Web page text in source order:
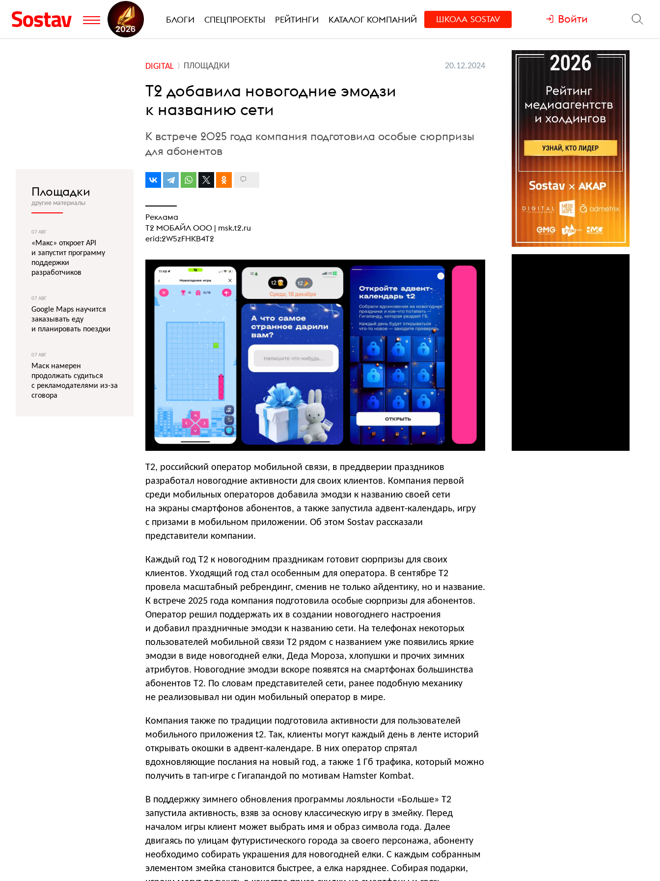
БЛОГИ СПЕЦПРОЕКТЫ РЕЙТИНГИ КАТАЛОГ КОМПАНИЙ ШКОЛА SOSTAV Войти
DIGITAL ПЛОЩАДКИ 20.12.2024
Т2 добавила новогодние эмодзи
к названию сети
К встрече 2025 года компания подготовила особые сюрпризы
для абонентов
Реклама
Т2 МОБАЙЛ ООО | msk.t2.ru
erid:2W5zFHKB4T2
T2, российский оператор мобильной связи, в преддверии праздников
разработал новогодние активности для своих клиентов. Компания первой
среди мобильных операторов добавила эмодзи к названию своей сети
на экраны смартфонов абонентов, а также запустила адвент-календарь, игру
с призами в мобильном приложении. Об этом Sostav рассказали
представители компании.
Каждый год Т2 к новогодним праздникам готовит сюрпризы для своих
клиентов. Уходящий год стал особенным для оператора. В сентябре Т2
провела масштабный ребрендинг, сменив не только айдентику, но и название.
К встрече 2025 года компания подготовила особые сюрпризы для абонентов.
Оператор решил поддержать их в создании новогоднего настроения
и добавил праздничные эмодзи к названию сети. На телефонах некоторых
пользователей мобильной связи Т2 рядом с названием уже появились яркие
эмодзи в виде новогодней елки, Деда Мороза, хлопушки и прочих зимних
атрибутов. Новогодние эмодзи вскоре появятся на смартфонах большинства
абонентов Т2. По словам представителей сети, ранее подобную механику
не реализовывал ни один мобильный оператор в мире.
Компания также по традиции подготовила активности для пользователей
мобильного приложения t2. Так, клиенты могут каждый день в ленте историй
открывать окошки в адвент-календаре. В них оператор спрятал
вдохновляющие послания на новый год, а также 1 Гб трафика, который можно
получить в тап-игре с Гигапандой по мотивам Hamster Kombat.
В поддержку зимнего обновления программы лояльности «Больше» Т2
запустила активность, взяв за основу классическую игру в змейку. Перед
началом игры клиент может выбрать имя и образ символа года. Далее
двигаясь по улицам футуристического города за своего персонажа, абоненту
необходимо собирать украшения для новогодней елки. С каждым собранным
элементом змейка становится быстрее, а елка наряднее. Собирая подарки,
Площадки
другие материалы
07 АВГ
«Макс» откроет API
и запустит программу
поддержки
разработчиков
07 АВГ
Google Maps научится
заказывать еду
и планировать поездки
07 АВГ
Маск намерен
продолжать судиться
с рекламодателями из-за
сговора